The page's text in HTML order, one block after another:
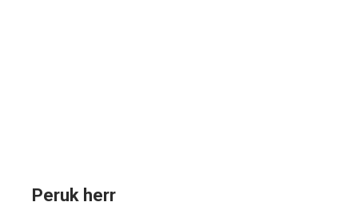
Peruk herr